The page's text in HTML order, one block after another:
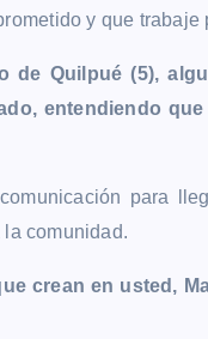
y que
de Quilpué (5),
entendiendo
para
comunidad.
crean en usted,